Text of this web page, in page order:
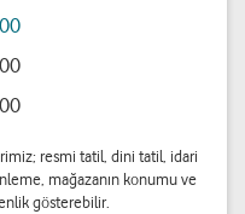
resmi tatil, dini tatil, idari
mağazanın konumu ve
gösterebilir.